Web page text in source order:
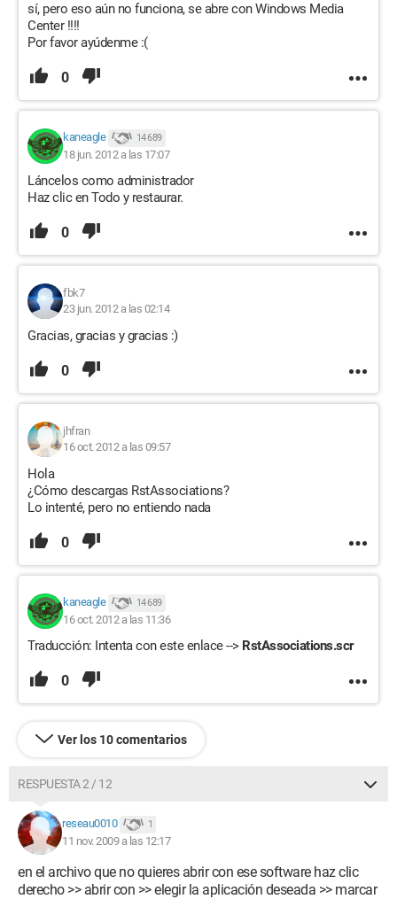
sí, pero eso aún no funciona, se abre con Windows Media
Center !!!!
Por favor ayúdenme :(
0
kaneagle 14 689
18 jun. 2012 a las 17:07
Láncelos como administrador
Haz clic en Todo y restaurar.
0
fbk7
23 jun. 2012 a las 02:14
Gracias, gracias y gracias :)
0
jhfran
16 oct. 2012 a las 09:57
Hola
¿Cómo descargas RstAssociations?
Lo intenté, pero no entiendo nada
0
kaneagle 14 689
16 oct. 2012 a las 11:36
Traducción: Intenta con este enlace --> RstAssociations.scr
0
Ver los 10 comentarios
RESPUESTA 2 / 12
reseau0010 1
11 nov. 2009 a las 12:17
en el archivo que no quieres abrir con ese software haz clic
derecho >> abrir con >> elegir la aplicación deseada >> marcar